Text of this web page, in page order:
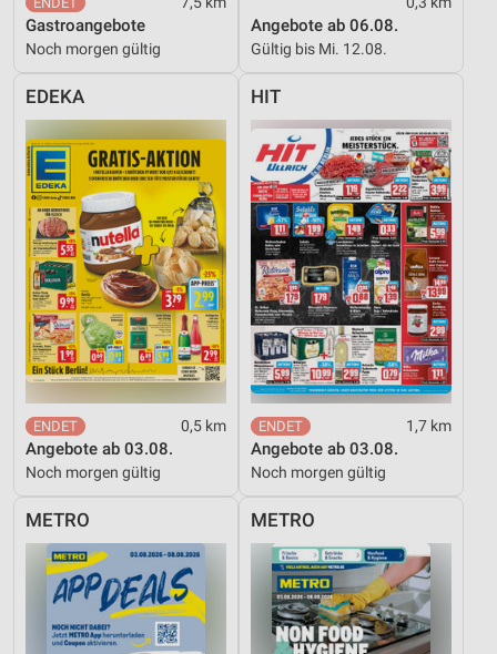
Gastroangebote
Noch morgen gültig
Angebote ab 06.08.
Gültig bis Mi. 12.08.
EDEKA
0,5 km
Angebote ab 03.08.
Noch morgen gültig
HIT
1,7 km
Angebote ab 03.08.
Noch morgen gültig
METRO METRO